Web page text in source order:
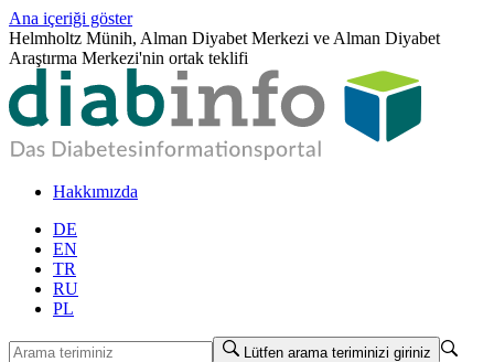
Ana içeriği göster
Helmholtz Münih, Alman Diyabet Merkezi ve Alman Diyabet
Araştırma Merkezi'nin ortak teklifi
Hakkımızda
DE
EN
TR
RU
PL
Lütfen arama teriminizi giriniz